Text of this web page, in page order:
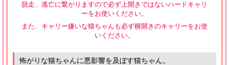
脱走、逃亡に繋がりますので必ず上開きではないハードキャリ
ーをお使いください。
また、キャリー嫌いな猫ちゃんも必ず横開きのキャリーをお使
いください。
怖がりな猫ちゃんに悪影響を及ぼす猫ちゃん。